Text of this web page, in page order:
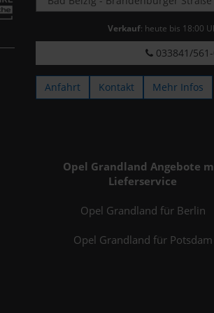
Verkauf: heute bis 18:00
033841/
Anfahrt Kontakt Mehr Infos
Opel Grandland Angebote
Lieferservice
Opel Grandland für Berlin
Opel Grandland für Potsdam